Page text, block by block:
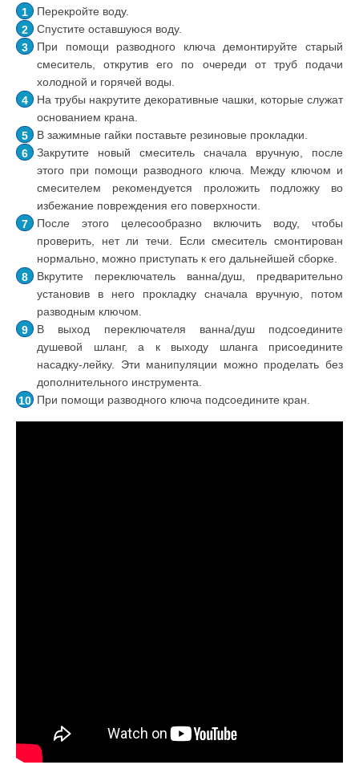
Перекройте воду.
Спустите оставшуюся воду.
При помощи разводного ключа демонтируйте старый
смеситель, открутив его по очереди от труб подачи
холодной и горячей воды.
На трубы накрутите декоративные чашки, которые служат
основанием крана.
В зажимные гайки поставьте резиновые прокладки.
Закрутите новый смеситель сначала вручную, после
этого при помощи разводного ключа. Между ключом и
смесителем рекомендуется проложить подложку во
избежание повреждения его поверхности.
После этого целесообразно включить воду, чтобы
проверить, нет ли течи. Если смеситель смонтирован
нормально, можно приступать к его дальнейшей сборке.
Вкрутите переключатель ванна/душ, предварительно
установив в него прокладку сначала вручную, потом
разводным ключом.
В выход переключателя ванна/душ подсоедините
душевой шланг, а к выходу шланга присоедините
насадку-лейку. Эти манипуляции можно проделать без
дополнительного инструмента.
При помощи разводного ключа подсоедините кран.